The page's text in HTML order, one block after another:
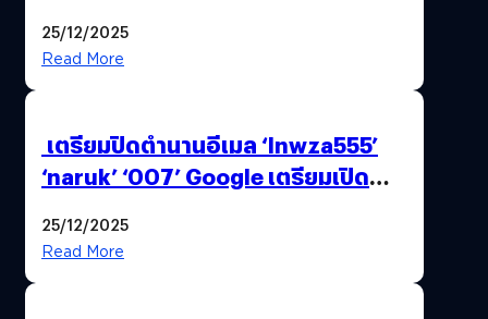
25/12/2025
Read More
เตรียมปิดตำนานอีเมล ‘lnwza555’
‘naruk’ ‘007’ Google เตรียมเปิด
25/12/2025
Read More